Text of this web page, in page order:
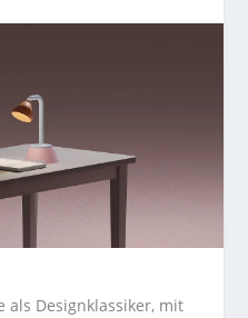
als Designklassiker, mit